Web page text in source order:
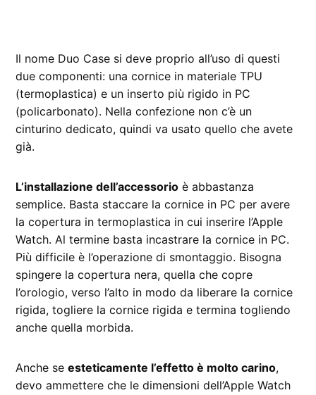
Il nome Duo Case si deve proprio all’uso di questi
due componenti: una cornice in materiale TPU
(termoplastica) e un inserto più rigido in PC
(policarbonato). Nella confezione non c’è un
cinturino dedicato, quindi va usato quello che avete
già.
L’installazione dell’accessorio è abbastanza
semplice. Basta staccare la cornice in PC per avere
la copertura in termoplastica in cui inserire l’Apple
Watch. Al termine basta incastrare la cornice in PC.
Più difficile è l’operazione di smontaggio. Bisogna
spingere la copertura nera, quella che copre
l’orologio, verso l’alto in modo da liberare la cornice
rigida, togliere la cornice rigida e termina togliendo
anche quella morbida.
Anche seesteticamente l’effetto è molto carino,
devo ammettere che le dimensioni dell’Apple Watch